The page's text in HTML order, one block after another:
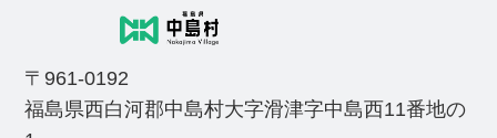
〒961-0192
福島県西白河郡中島村大字滑津字中島西11番地の